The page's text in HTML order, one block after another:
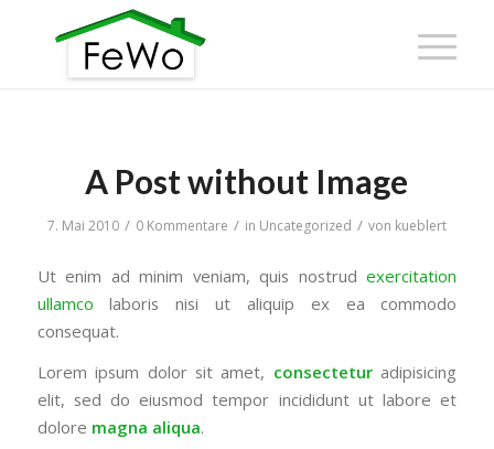
A Post without Image
7. Mai 2010 / 0 Kommentare / in Uncategorized / von kueblert
Ut enim ad minim veniam, quis nostrudexercitation
ullamco laboris nisi ut aliquip ex ea commodo
consequat.
Lorem ipsum dolor sit amet, consecteturadipisicing
elit, sed do eiusmod tempor incididunt ut labore et
dolore magna aliqua.